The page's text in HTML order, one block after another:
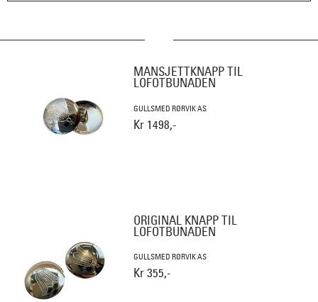
MANSJETTKNAPP TIL
LOFOTBUNADEN
GULLSMED RØRVIK AS
Kr 1498,-
ORIGINAL KNAPP TIL
LOFOTBUNADEN
GULLSMED RØRVIK AS
Kr 355,-